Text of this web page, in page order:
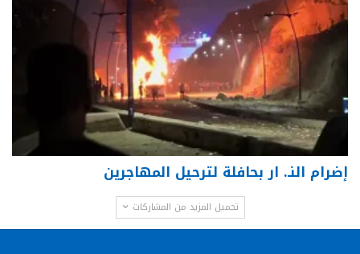
إضرام النـ. ار بحافلة لترحيل المهاجرين
تحميل المزيد من المشاركات